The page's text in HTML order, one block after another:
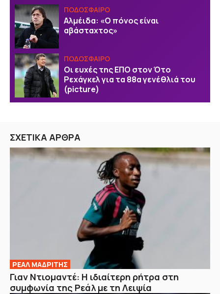
ΠΟΔΟΣΦΑΙΡΟ
Αλμέιδα: «Ο πόνος είναι
αβάσταχτος»
ΠΟΔΟΣΦΑΙΡΟ
Οι ευχές της EΠΟ στον Ότο
Ρεχάγκελ για τα 88α γενέθλιά του
(picture)
ΣΧΕΤΙΚΑ ΑΡΘΡΑ
ΡΕΑΛ ΜΑΔΡΙΤΗΣ
Γιαν Ντιομαντέ: Η ιδιαίτερη ρήτρα στη
συμφωνία της Ρεάλ με τη Λειψία